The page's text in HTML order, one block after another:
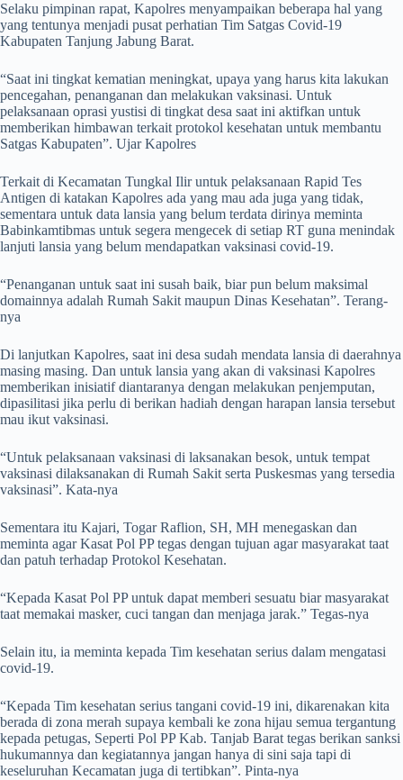
Selaku pimpinan rapat, Kapolres menyampaikan beberapa hal yang
yang tentunya menjadi pusat perhatian Tim Satgas Covid-19
Kabupaten Tanjung Jabung Barat.
“Saat ini tingkat kematian meningkat, upaya yang harus kita lakukan
pencegahan, penanganan dan melakukan vaksinasi. Untuk
pelaksanaan oprasi yustisi di tingkat desa saat ini aktifkan untuk
memberikan himbawan terkait protokol kesehatan untuk membantu
Satgas Kabupaten”. Ujar Kapolres
Terkait di Kecamatan Tungkal Ilir untuk pelaksanaan Rapid Tes
Antigen di katakan Kapolres ada yang mau ada juga yang tidak,
sementara untuk data lansia yang belum terdata dirinya meminta
Babinkamtibmas untuk segera mengecek di setiap RT guna menindak
lanjuti lansia yang belum mendapatkan vaksinasi covid-19.
“Penanganan untuk saat ini susah baik, biar pun belum maksimal
domainnya adalah Rumah Sakit maupun Dinas Kesehatan”. Terang-
nya
Di lanjutkan Kapolres, saat ini desa sudah mendata lansia di daerahnya
masing masing. Dan untuk lansia yang akan di vaksinasi Kapolres
memberikan inisiatif diantaranya dengan melakukan penjemputan,
dipasilitasi jika perlu di berikan hadiah dengan harapan lansia tersebut
mau ikut vaksinasi.
“Untuk pelaksanaan vaksinasi di laksanakan besok, untuk tempat
vaksinasi dilaksanakan di Rumah Sakit serta Puskesmas yang tersedia
vaksinasi”. Kata-nya
Sementara itu Kajari, Togar Raflion, SH, MH menegaskan dan
meminta agar Kasat Pol PP tegas dengan tujuan agar masyarakat taat
dan patuh terhadap Protokol Kesehatan.
“Kepada Kasat Pol PP untuk dapat memberi sesuatu biar masyarakat
taat memakai masker, cuci tangan dan menjaga jarak.” Tegas-nya
Selain itu, ia meminta kepada Tim kesehatan serius dalam mengatasi
covid-19.
“Kepada Tim kesehatan serius tangani covid-19 ini, dikarenakan kita
berada di zona merah supaya kembali ke zona hijau semua tergantung
kepada petugas, Seperti Pol PP Kab. Tanjab Barat tegas berikan sanksi
hukumannya dan kegiatannya jangan hanya di sini saja tapi di
keseluruhan Kecamatan juga di tertibkan”. Pinta-nya